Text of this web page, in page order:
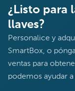
¿Listo para
llaves?
Personalice y
SmartBox, o
ventas para
podemos ayudar